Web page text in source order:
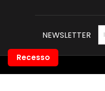
NEWSLETTER
Recesso